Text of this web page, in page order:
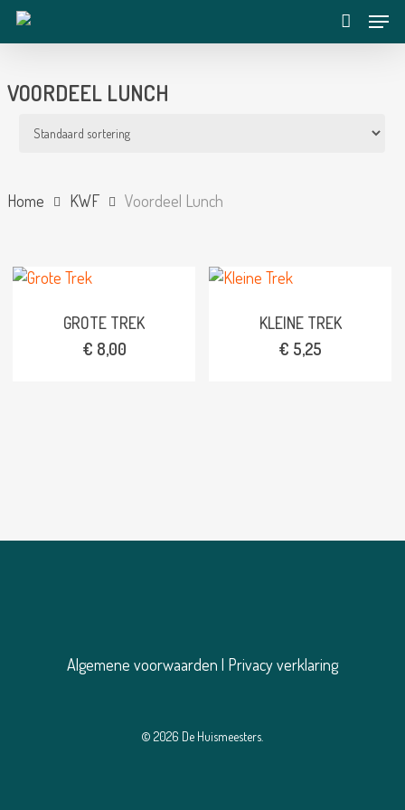
Skip
account
Menu
VOORDEEL LUNCH
Home KWF Voordeel Lunch
GROTE TREK
€ 8,00
KLEINE TREK
€ 5,25
Algemene voorwaarden | Privacy verklaring
© 2026 De Huismeesters.